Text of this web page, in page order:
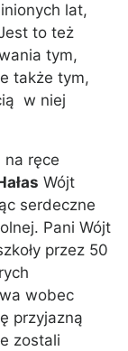
lat,
to też
tym,
także tym,
w niej
ręce
Wójt
serdeczne
Pani Wójt
przez 50
wobec
przyjazną
zostali